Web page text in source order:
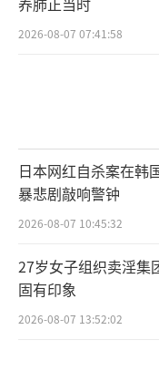
2026-08-07 07:41:58
日本网红自杀案在韩
暴悲剧敲响警钟
2026-08-07 10:45:32
27岁女子组织卖淫集
固有印象
2026-08-07 13:52:02